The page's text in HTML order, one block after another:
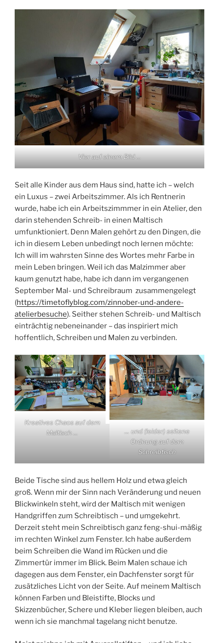
Vier auf einem Bild …
Seit alle Kinder aus dem Haus sind, hatte ich – welch
ein Luxus – zwei Arbeitszimmer. Als ich Rentnerin
wurde, habe ich ein Arbeitszimmmer in ein Atelier, den
darin stehenden Schreib- in einen Maltisch
umfunktioniert. Denn Malen gehört zu den Dingen, die
ich in diesem Leben unbedingt noch lernen möchte:
Ich will im wahrsten Sinne des Wortes mehr Farbe in
mein Leben bringen. Weil ich das Malzimmer aber
kaum genutzt habe, habe ich dann im vergangenen
September Mal- und Schreibraum zusammengelegt
(https://timetoflyblog.com/zinnober-und-andere-
atelierbesuche). Seither stehen Schreib- und Maltisch
einträchtig nebeneinander – das inspiriert mich
hoffentlich, Schreiben und Malen zu verbinden.
Kreatives Chaos auf dem
Maltisch …
… und (leider) seltene
Ordnung auf dem
Schreibtisch
Beide Tische sind aus hellem Holz und etwa gleich
groß. Wenn mir der Sinn nach Veränderung und neuen
Blickwinkeln steht, wird der Maltisch mit wenigen
Handgriffen zum Schreibtisch – und umgekehrt.
Derzeit steht mein Schreibtisch ganz feng-shui-mäßig
im rechten Winkel zum Fenster. Ich habe außerdem
beim Schreiben die Wand im Rücken und die
Zimmertür immer im Blick. Beim Malen schaue ich
dagegen aus dem Fenster, ein Dachfenster sorgt für
zusätzliches Licht von der Seite. Auf meinem Maltisch
können Farben und Bleistifte, Blocks und
Skizzenbücher, Schere und Kleber liegen bleiben, auch
wenn ich sie manchmal tagelang nicht benutze.